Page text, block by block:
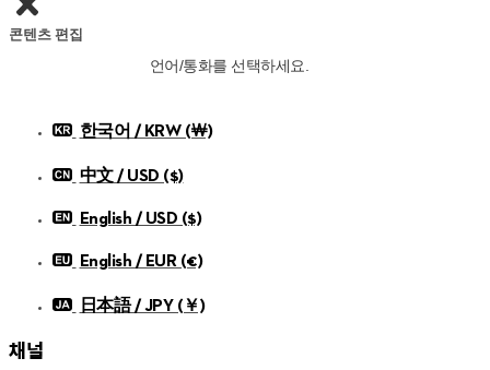
콘텐츠 편집
언어/통화를 선택하세요.
한국어 / KRW (￦)
中文 / USD ($)
English / USD ($)
English / EUR (€)
日本語 / JPY (￥)
채널